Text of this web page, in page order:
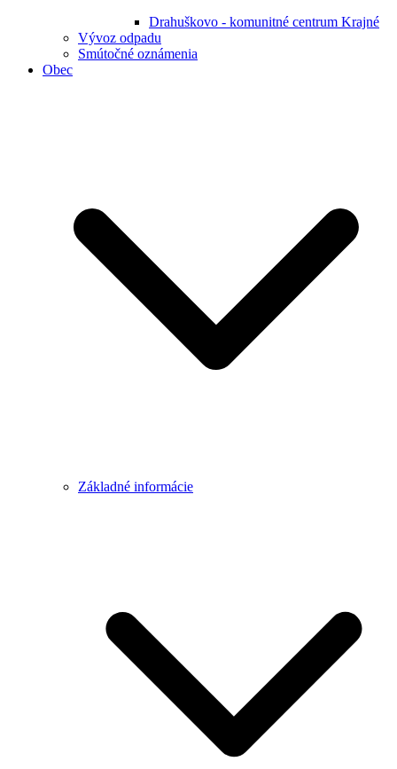
Drahuškovo - komunitné centrum Krajné
Vývoz odpadu
Smútočné oznámenia
Obec
Základné informácie